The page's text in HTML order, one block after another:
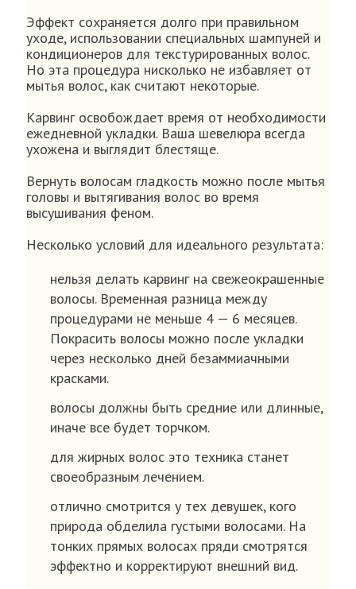
Эффект сохраняется долго при правильном
уходе, использовании специальных шампуней и
кондиционеров для текстурированных волос.
Но эта процедура нисколько не избавляет от
мытья волос, как считают некоторые.
Карвинг освобождает время от необходимости
ежедневной укладки. Ваша шевелюра всегда
ухожена и выглядит блестяще.
Вернуть волосам гладкость можно после мытья
головы и вытягивания волос во время
высушивания феном.
Несколько условий для идеального результата:
нельзя делать карвинг на свежеокрашенные
волосы. Временная разница между
процедурами не меньше 4 — 6 месяцев.
Покрасить волосы можно после укладки
через несколько дней безаммиачными
красками.
волосы должны быть средние или длинные,
иначе все будет торчком.
для жирных волос это техника станет
своеобразным лечением.
отлично смотрится у тех девушек, кого
природа обделила густыми волосами. На
тонких прямых волосах пряди смотрятся
эффектно и корректируют внешний вид.